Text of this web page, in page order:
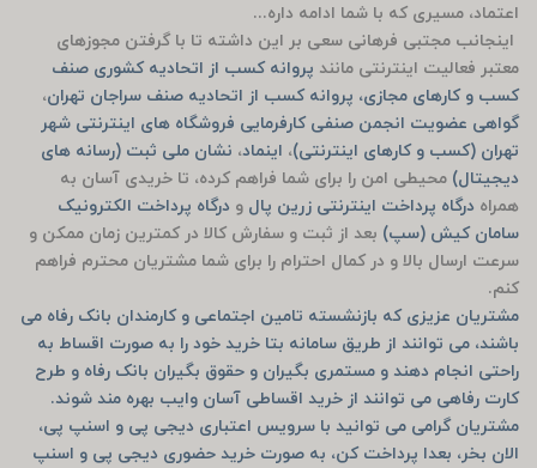
اعتماد، مسیری که با شما ادامه داره...
اینجانب مجتبی فرهانی سعی بر این داشته تا با گرفتن مجوزهای
معتبر فعالیت اینترنتی مانند پروانه کسب از اتحادیه کشوری صنف
کسب و کارهای مجازی، پروانه کسب از اتحادیه صنف سراجان تهران،
گواهی عضویت انجمن صنفی کارفرمایی فروشگاه های اینترنتی شهر
تهران (کسب و کارهای اینترنتی)، اینماد، نشان ملی ثبت (رسانه های
دیجیتال) محیطی امن را برای شما فراهم کرده، تا خریدی آسان به
همراه درگاه پرداخت اینترنتی زرین پال و درگاه پرداخت الکترونیک
سامان کیش (سپ) بعد از ثبت و سفارش کالا در کمترین زمان ممکن و
سرعت ارسال بالا و در کمال احترام را برای شما مشتریان محترم فراهم
کنم.
مشتریان عزیزی که بازنشسته تامین اجتماعی و کارمندان بانک رفاه می
باشند، می توانند از طریق سامانه بتا خرید خود را به صورت اقساط به
راحتی انجام دهند و مستمری بگیران و حقوق بگیران بانک رفاه و طرح
کارت رفاهی می توانند از خرید اقساطی آسان وایب بهره مند شوند.
مشتریان گرامی می توانید با سرویس اعتباری دیجی پی و اسنپ پی،
الان بخر، بعدا پرداخت کن، به صورت خرید حضوری دیجی پی و اسنپ